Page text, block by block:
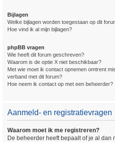
Bijlagen
Welke bijlagen worden toegestaan op dit
Hoe vind ik al mijn bijlagen?
phpBB vragen
Wie heeft dit forum geschreven?
Waarom is de optie X niet beschikbaar?
Met wie moet ik contact opnemen omtrent
verband met dit forum?
Hoe neem ik contact op met een beheerder?
Aanmeld- en registratievragen
Waarom moet ik me registreren?
De beheerder heeft bepaalt of je al dan